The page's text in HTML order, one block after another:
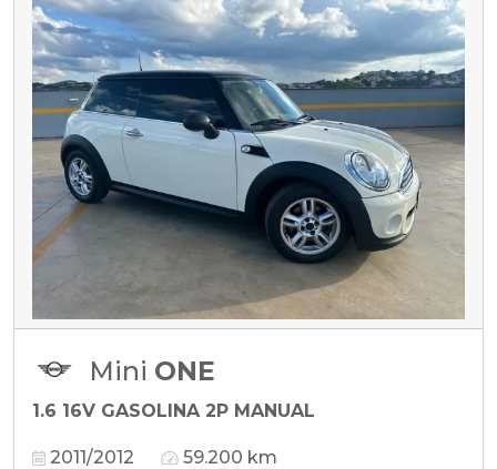
Mini ONE
1.6 16V GASOLINA 2P MANUAL
2011/2012 59.200 km